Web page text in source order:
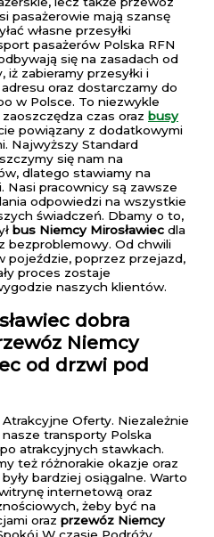
pasażerowie mają szansę
własne przesyłki
pasażerów Polska RFN
się na zasadach od
iż zabieramy przesyłki i
oraz dostarczamy do
w Polsce. To niezwykle
czas oraz busy
powiązany z dodatkowymi
Najwyższy Standard
się nam na
dlatego stawiamy na
Nasi pracownicy są zawsze
odpowiedzi na wszystkie
świadczeń. Dbamy o to,
bus Niemcy Mirosławiec dla
bezproblemowy. Od chwili
pojeździe, poprzez przejazd,
proces zostaje
naszych klientów.
dobra
Niemcy
od drzwi pod
Oferty. Niezależnie
transporty Polska
atrakcyjnych stawkach.
też różnorakie okazje oraz
bardziej osiągalne. Warto
internetową oraz
żeby być na
oraz przewóz Niemcy